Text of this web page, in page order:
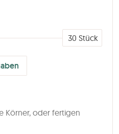
30 Stück
Körner, oder fertigen